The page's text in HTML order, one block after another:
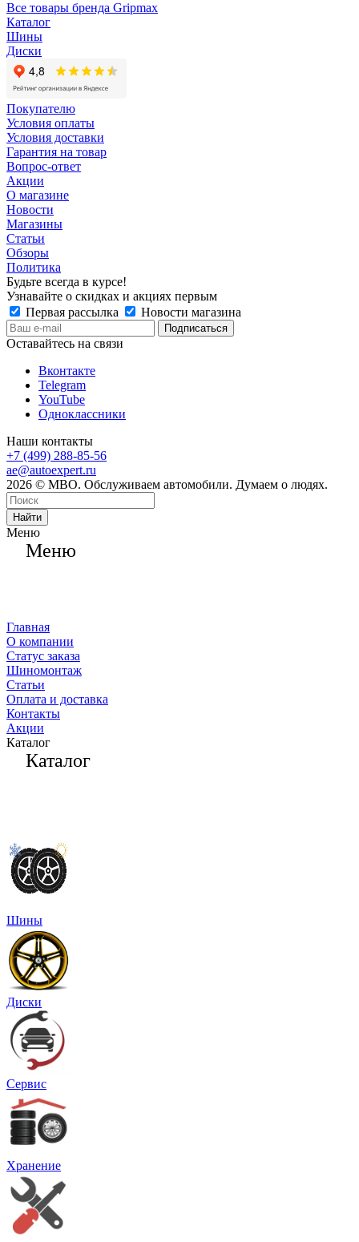
Все товары бренда Gripmax
Каталог
Шины
Диски
Покупателю
Условия оплаты
Условия доставки
Гарантия на товар
Вопрос-ответ
Акции
О магазине
Новости
Магазины
Статьи
Обзоры
Политика
Будьте всегда в курсе!
Узнавайте о скидках и акциях первым
Первая рассылка
Новости магазина
Оставайтесь на связи
Вконтакте
Telegram
YouTube
Одноклассники
Наши контакты
+7 (499) 288-85-56
ae@autoexpert.ru
2026 © МВО. Обслуживаем автомобили. Думаем о людях.
Найти
Меню
Меню
Главная
О компании
Статус заказа
Шиномонтаж
Статьи
Оплата и доставка
Контакты
Акции
Каталог
Каталог
Шины
Диски
Сервис
Хранение